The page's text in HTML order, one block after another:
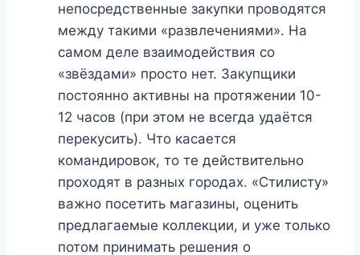
непосредственные закупки проводятся
между такими «развлечениями». На
самом деле взаимодействия со
«звёздами» просто нет. Закупщики
постоянно активны на протяжении 10-
12 часов (при этом не всегда удаётся
перекусить). Что касается
командировок, то те действительно
проходят в разных городах. «Стилисту»
важно посетить магазины, оценить
предлагаемые коллекции, и уже только
потом принимать решения о